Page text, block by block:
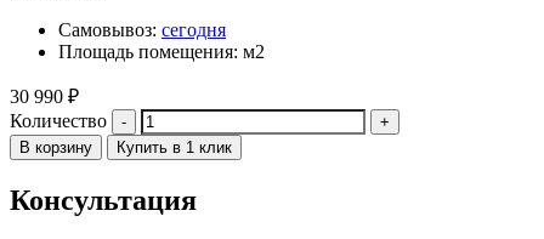
Самовывоз: сегодня
Площадь помещения: м2
30 990 ₽
Количество
В корзину Купить в 1 клик
Консультация